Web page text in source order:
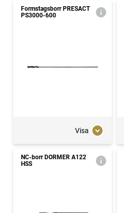
Formstagsborr PRESACT
PS3000-600
Visa
NC-borr DORMER A122
HSS